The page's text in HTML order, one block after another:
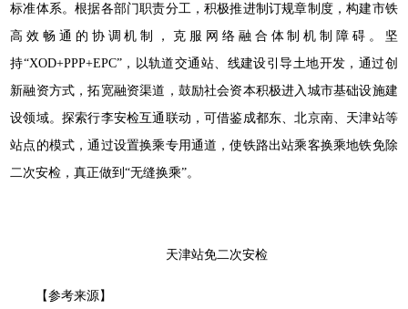
标准体系。根据各部门职责分工，积极推进制订规章制度，构建市铁
高效畅通的协调机制，克服网络融合体制机制障碍。坚
持“XOD+PPP+EPC”，以轨道交通站、线建设引导土地开发，通过创
新融资方式，拓宽融资渠道，鼓励社会资本积极进入城市基础设施建
设领域。探索行李安检互通联动，可借鉴成都东、北京南、天津站等
站点的模式，通过设置换乘专用通道，使铁路出站乘客换乘地铁免除
二次安检，真正做到“无缝换乘”。
天津站免二次安检
【参考来源】